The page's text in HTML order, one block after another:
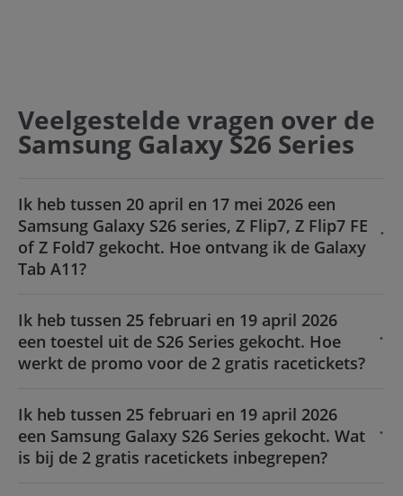
Veelgestelde vragen over de
Samsung Galaxy S26 Series
Ik heb tussen 20 april en 17 mei 2026 een
Samsung Galaxy S26 series, Z Flip7, Z Flip7 FE
of Z Fold7 gekocht. Hoe ontvang ik de Galaxy
Tab A11?
Ik heb tussen 25 februari en 19 april 2026
een toestel uit de S26 Series gekocht. Hoe
werkt de promo voor de 2 gratis racetickets?
Ik heb tussen 25 februari en 19 april 2026
een Samsung Galaxy S26 Series gekocht. Wat
is bij de 2 gratis racetickets inbegrepen?